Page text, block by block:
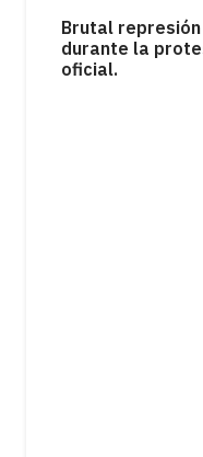
La sesión del
el debate en
mientras una